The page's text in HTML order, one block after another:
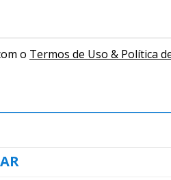
o Termos de Uso & Política